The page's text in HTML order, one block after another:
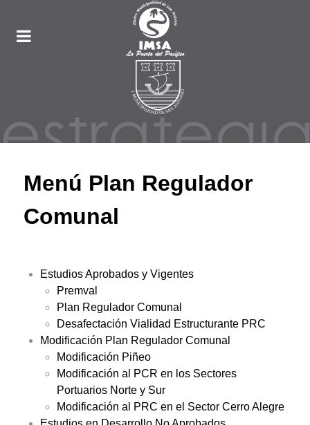
Menú Plan Regulador
Comunal
Estudios Aprobados y Vigentes
Premval
Plan Regulador Comunal
Desafectación Vialidad Estructurante PRC
Modificación Plan Regulador Comunal
Modificación Piñeo
Modificación al PCR en los Sectores
Portuarios Norte y Sur
Modificación al PRC en el Sector Cerro Alegre